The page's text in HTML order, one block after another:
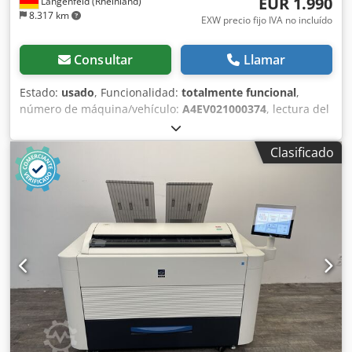
8.317 km
EXW precio fijo IVA no incluído
Consultar Llamar
Estado: usado, Funcionalidad: totalmente funcional,
número de máquina/vehículo: A4EV021000374, lectura del
, En esta oferta, usted adquiere
un sistema de producción monocromático usado, modelo
"Minolta bizhub PRESS 1052". Objeto de la venta: 1 x
Minolta bizhub PRESS 1052 con la siguiente configuración:
Incluye: controlador interno Incluye: unidad de acabado
FS-532/RU-509 Incluye: bandeja de papel Incluye:
alimentador automático de documentos dúplex / R-ADF ¿La
configuración no se ajusta a sus necesidades? No hay
problema, podemos configurar la máquina según sus
deseos. ¡No dude en ponerse en contacto con nosotros!
Lecturas del contador: Total: aproximadamente 5.094.962
páginas Estado: Dcodpfx Apezmpawsnsk Esta oferta
corresponde a un equipo usado que puede presentar
signos de uso (pequeños arañazos o decoloraciones). El
Clasificado